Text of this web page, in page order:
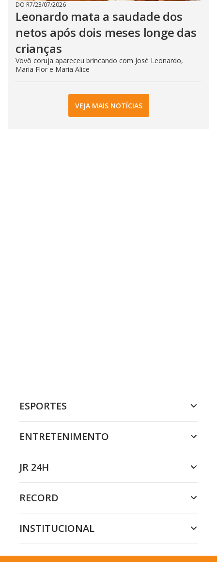
DO R7/23/07/2026
Leonardo mata a saudade dos
netos após dois meses longe das
crianças
Vovô coruja apareceu brincando com José Leonardo,
Maria Flor e Maria Alice
VEJA MAIS NOTÍCIAS
ESPORTES
ENTRETENIMENTO
JR 24H
RECORD
INSTITUCIONAL